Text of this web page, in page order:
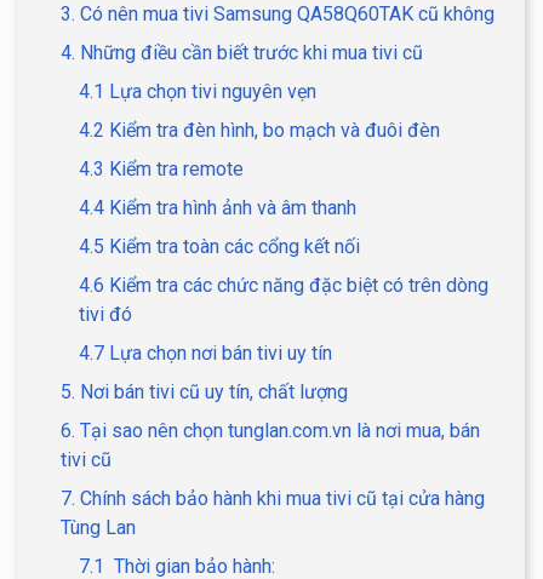
3. Có nên mua tivi Samsung QA58Q60TAK cũ không
4. Những điều cần biết trước khi mua tivi cũ
4.1 Lựa chọn tivi nguyên vẹn
4.2 Kiểm tra đèn hình, bo mạch và đuôi đèn
4.3 Kiểm tra remote​
4.4 Kiểm tra hình ảnh và âm thanh
4.5 Kiểm tra toàn các cổng kết nối
4.6 Kiểm tra các chức năng đặc biệt có trên dòng
tivi đó
4.7 Lựa chọn nơi bán tivi uy tín
5. Nơi bán tivi cũ uy tín, chất lượng
6. Tại sao nên chọn tunglan.com.vn là nơi mua, bán
tivi cũ
7. Chính sách bảo hành khi mua tivi cũ tại cửa hàng
Tùng Lan
7.1 Thời gian bảo hành: